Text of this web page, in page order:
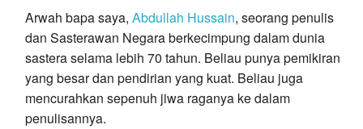
Arwah bapa saya, Abdullah Hussain, seorang penulis
dan Sasterawan Negara berkecimpung dalam dunia
sastera selama lebih 70 tahun. Beliau punya pemikiran
yang besar dan pendirian yang kuat. Beliau juga
mencurahkan sepenuh jiwa raganya ke dalam
penulisannya.